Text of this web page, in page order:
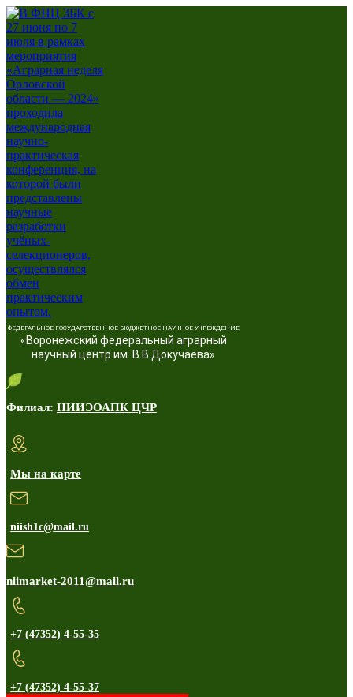
ФЕДЕРАЛЬНОЕ ГОСУДАРСТВЕННОЕ БЮДЖЕТНОЕ НАУЧНОЕ УЧРЕЖДЕНИЕ
«Воронежский федеральный аграрный
научный центр им. В.В.Докучаева»
Филиал: НИИЭОАПК ЦЧР
Мы на карте
niish1c@mail.ru
niimarket-2011@mail.ru
+7 (47352) 4-55-35
+7 (47352) 4-55-37